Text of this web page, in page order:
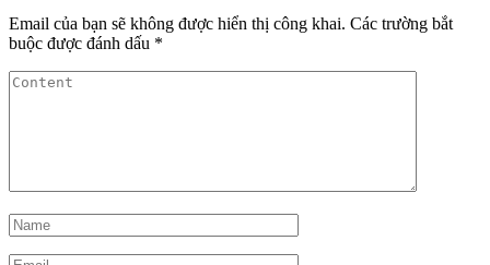
Email của bạn sẽ không được hiển thị công khai. Các trường bắt
buộc được đánh dấu *